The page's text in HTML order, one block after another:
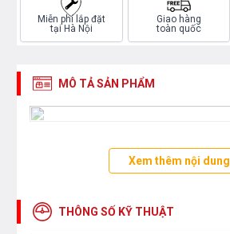
Miễn phí lắp đặt
tại Hà Nội
Giao hàng
toàn quốc
MÔ TẢ SẢN PHẨM
Xem thêm nội dung
THÔNG SỐ KỸ THUẬT